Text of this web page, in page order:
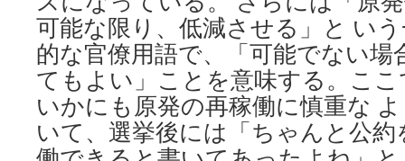
可能な限り、低減させる」と い
的な官僚用語で、「可能でない
てもよい」ことを意味する。こ
いかにも原発の再稼働に慎重な
いて、選挙後には「ちゃんと公